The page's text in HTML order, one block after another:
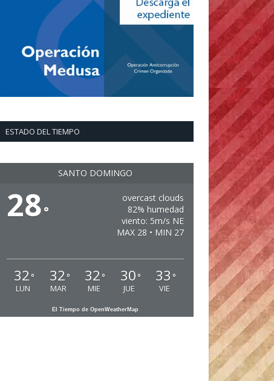
ESTADO DEL TIEMPO
SANTO DOMINGO
28°
overcast clouds
82% humedad
viento: 5m/s NE
MAX 28 • MIN 27
32 °
LUN
32 °
MAR
32 °
MIE
30 °
JUE
33 °
VIE
El Tiempo de OpenWeatherMap